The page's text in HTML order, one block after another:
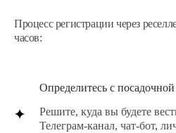
Процесс регистрации через
часов:
Определитесь с
Решите, куда вы будете
Телеграм-канал, чат-бот,